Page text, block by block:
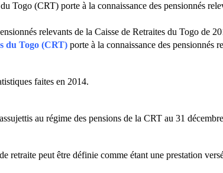
Togo (CRT) porte à la connaissance des pensionnés
relevants de la Caisse de Retraites du Togo de
du Togo (CRT) porte à la connaissance des pensionnés
faites en 2014.
au régime des pensions de la CRT au 31
retraite peut être définie comme étant une prestation